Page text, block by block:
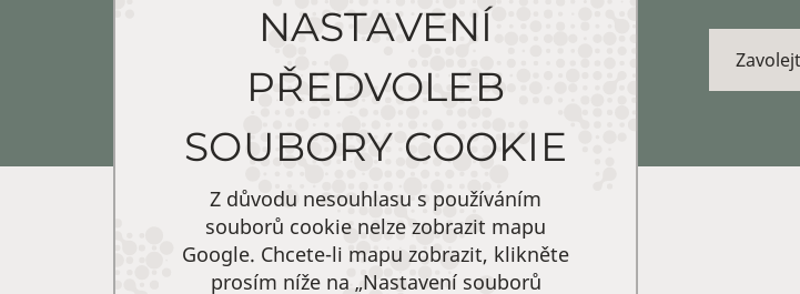
NASTAVENÍ
PŘEDVOLEB
SOUBORY COOKIE
Z důvodu nesouhlasu s používáním
souborů cookie nelze zobrazit mapu
Google. Chcete-li mapu zobrazit, klikněte
prosím níže na „Nastavení souborů